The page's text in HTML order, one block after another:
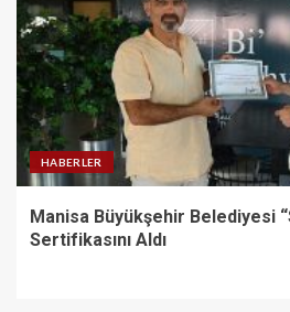
HABERLER
Manisa Büyükşehir Belediyesi
Sertifikasını Aldı